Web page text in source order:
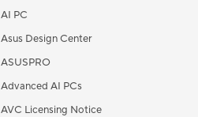
AI PC
Asus Design Center
ASUSPRO
Advanced AI PCs
AVC Licensing Notice